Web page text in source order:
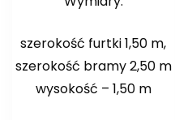
szerokość furtki 1,50 m,
szerokość bramy 2,50 m
wysokość – 1,50 m